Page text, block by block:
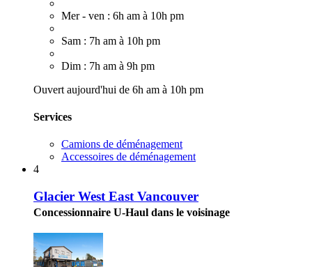
Mer - ven : 6h am à 10h pm
Sam : 7h am à 10h pm
Dim : 7h am à 9h pm
Ouvert aujourd'hui de 6h am à 10h pm
Services
Camions de déménagement
Accessoires de déménagement
4
Glacier West East Vancouver
Concessionnaire U-Haul dans le voisinage